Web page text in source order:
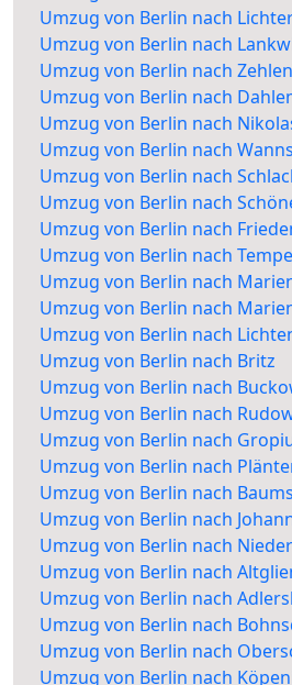
Umzug von Berlin nach
Umzug von Berlin nach
Umzug von Berlin nach
Umzug von Berlin nach
Umzug von Berlin nach
Umzug von Berlin nach
Umzug von Berlin nach
Umzug von Berlin nach
Umzug von Berlin nach
Umzug von Berlin nach
Umzug von Berlin nach
Umzug von Berlin nach
Umzug von Berlin nach
Umzug von Berlin nach Britz
Umzug von Berlin nach
Umzug von Berlin nach
Umzug von Berlin nach
Umzug von Berlin nach
Umzug von Berlin nach
Umzug von Berlin nach
Umzug von Berlin nach
Umzug von Berlin nach
Umzug von Berlin nach
Umzug von Berlin nach
Umzug von Berlin nach
Umzug von Berlin nach